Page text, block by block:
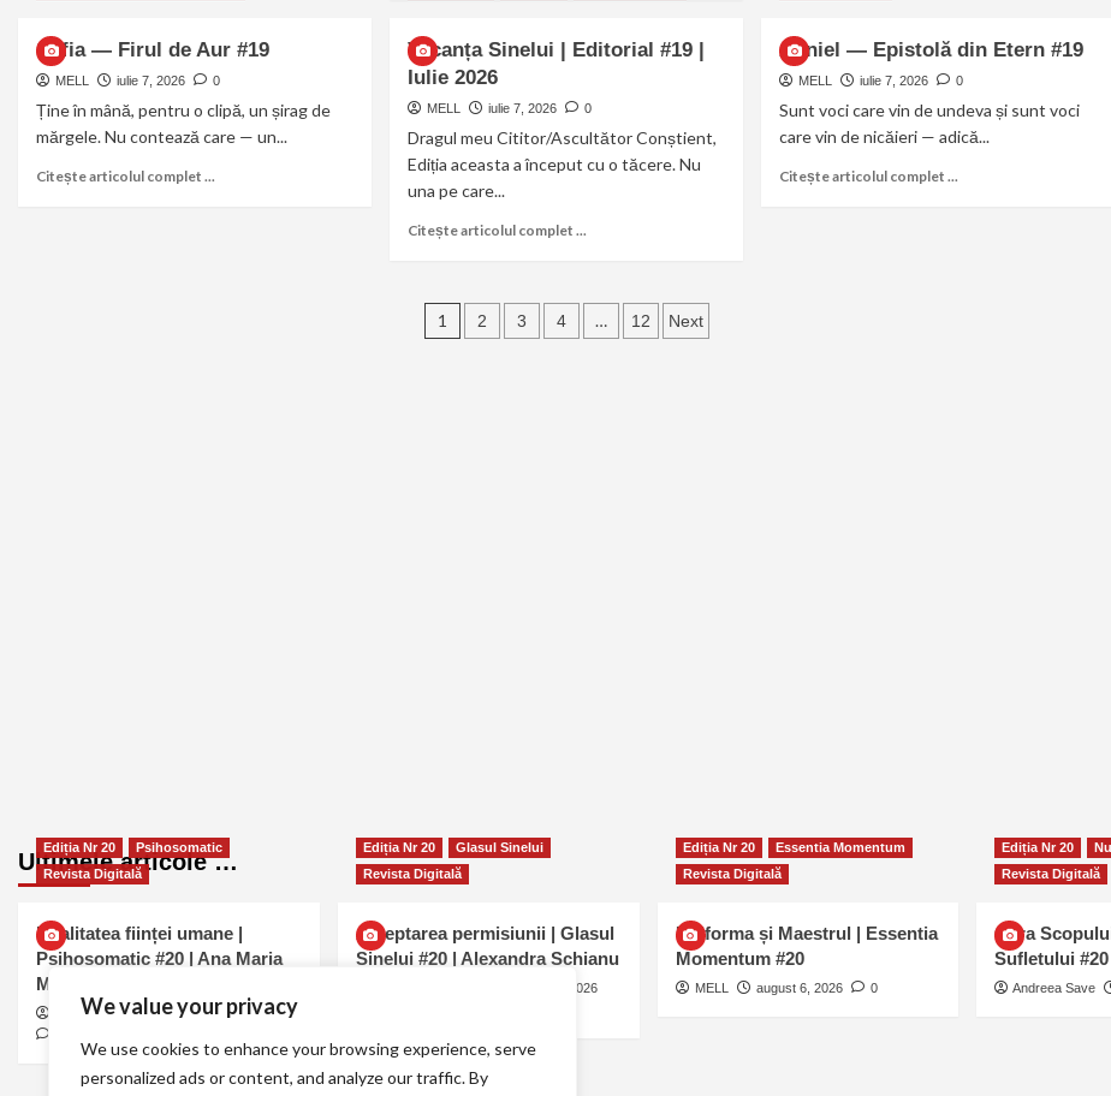
We value your privacy
We use cookies to enhance your browsing experience, serve
personalized ads or content, and analyze our traffic. By
Sofia — Firul de Aur #19
MELL iulie 7, 2026 0
Ține în mână, pentru o clipă, un șirag de
mărgele. Nu contează care — un...
Citește articolul complet ...
Vacanța Sinelui | Editorial #19 |
Iulie 2026
MELL iulie 7, 2026 0
Dragul meu Cititor/Ascultător Conștient,
Ediția aceasta a început cu o tăcere. Nu
una pe care...
Citește articolul complet ...
Anniel — Epistolă din Etern #19
MELL iulie 7, 2026 0
Sunt voci care vin de undeva și sunt voci
care vin de nicăieri — adică...
Citește articolul complet ...
1 2 3 4 … 12 Next
Ultimele articole …
Ediția Nr 20
Psihosomatic
Revista Digitală
Dualitatea ființei umane |
Psihosomatic #20 | Ana Maria
Mavru
Ana Maria Mavru
august 6, 2026
Ediția Nr 20
Glasul Sinelui
Revista Digitală
Așteptarea permisiunii | Glasul
Sinelui #20 | Alexandra Șchianu
august 6, 2026
Ediția Nr 20
Essentia Momentum
Revista Digitală
Uniforma și Maestrul | Essentia
Momentum #20
MELL august 6, 2026 0
Ediția Nr 20
Revista Digitală
Cifra
Sufletului
Andreea Save